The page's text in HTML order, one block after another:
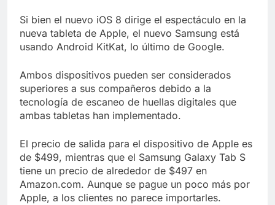
Si bien el nuevo iOS 8 dirige el espectáculo en la
nueva tableta de Apple, el nuevo Samsung está
usando Android KitKat, lo último de Google.
Ambos dispositivos pueden ser considerados
superiores a sus compañeros debido a la
tecnología de escaneo de huellas digitales que
ambas tabletas han implementado.
El precio de salida para el dispositivo de Apple es
de $499, mientras que el Samsung Galaxy Tab S
tiene un precio de alrededor de $497 en
Amazon.com. Aunque se pague un poco más por
Apple, a los clientes no parece importarles.